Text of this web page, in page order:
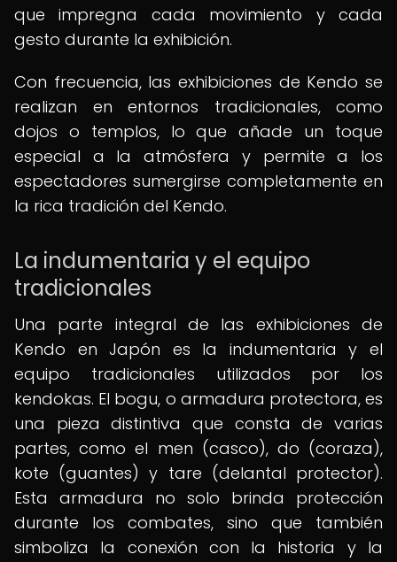
que impregna cada movimiento y cada
gesto durante la exhibición.
Con frecuencia, las exhibiciones de Kendo se
realizan en entornos tradicionales, como
dojos o templos, lo que añade un toque
especial a la atmósfera y permite a los
espectadores sumergirse completamente en
la rica tradición del Kendo.
La indumentaria y el equipo
tradicionales
Una parte integral de las exhibiciones de
Kendo en Japón es la indumentaria y el
equipo tradicionales utilizados por los
kendokas. El bogu, o armadura protectora, es
una pieza distintiva que consta de varias
partes, como el men (casco), do (coraza),
kote (guantes) y tare (delantal protector).
Esta armadura no solo brinda protección
durante los combates, sino que también
simboliza la conexión con la historia y la